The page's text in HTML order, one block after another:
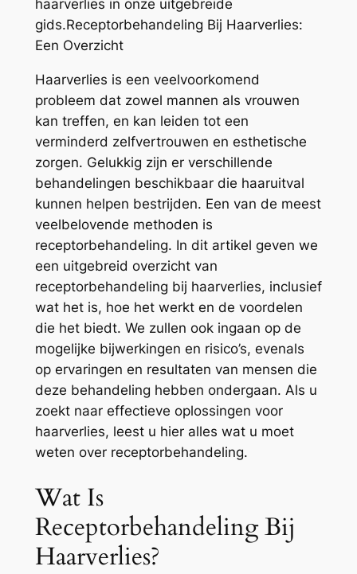
haarverlies in onze uitgebreide
gids.Receptorbehandeling Bij Haarverlies:
Een Overzicht
Haarverlies is een veelvoorkomend
probleem dat zowel mannen als vrouwen
kan treffen, en kan leiden tot een
verminderd zelfvertrouwen en esthetische
zorgen. Gelukkig zijn er verschillende
behandelingen beschikbaar die haaruitval
kunnen helpen bestrijden. Een van de meest
veelbelovende methoden is
receptorbehandeling. In dit artikel geven we
een uitgebreid overzicht van
receptorbehandeling bij haarverlies, inclusief
wat het is, hoe het werkt en de voordelen
die het biedt. We zullen ook ingaan op de
mogelijke bijwerkingen en risico’s, evenals
op ervaringen en resultaten van mensen die
deze behandeling hebben ondergaan. Als u
zoekt naar effectieve oplossingen voor
haarverlies, leest u hier alles wat u moet
weten over receptorbehandeling.
Wat Is
Receptorbehandeling Bij
Haarverlies?